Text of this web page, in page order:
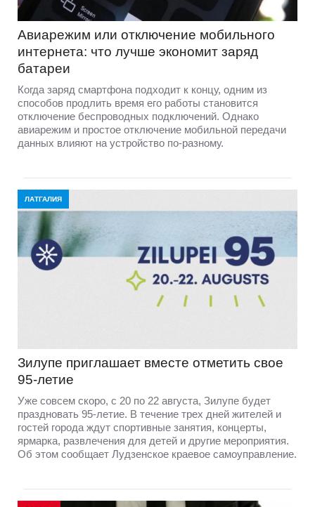
Авиарежим или отключение мобильного
интернета: что лучше экономит заряд
батареи
Когда заряд смартфона подходит к концу, одним из
способов продлить время его работы становится
отключение беспроводных подключений. Однако
авиарежим и простое отключение мобильной передачи
данных влияют на устройство по-разному.
ЛАТГАЛИЯ
Зилупе приглашает вместе отметить свое
95-летие
Уже совсем скоро, с 20 по 22 августа, Зилупе будет
праздновать 95-летие. В течение трех дней жителей и
гостей города ждут спортивные занятия, концерты,
ярмарка, развлечения для детей и другие мероприятия.
Об этом сообщает Лудзенское краевое самоуправление.